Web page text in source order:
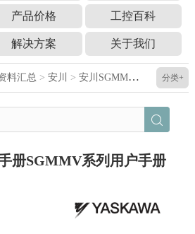
产品价格 工控百科
解决方案 关于我们
料汇总 > 安川 > 安川SGMMV系列手册SGMMV系列用户手册 分类+
册SGMMV系列用户手册